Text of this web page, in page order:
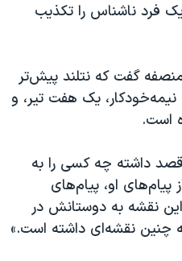
یک فرد ناشناس را تکذیب
گفت که نتلند پیش‌تر
نیمه‌خودکار، یک هفت ‌تیر، و
است.
داشته چه کسی را به
پیام‌های او، پیام‌های
نقشه به دوستانش در
چنین نقشه‌ای داشته است.»